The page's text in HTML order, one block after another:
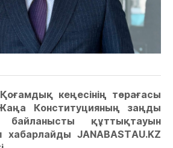
кеңесінің төрағасы
Конституцияның заңды
байланысты құттықтауын
JANABASTAU.KZ